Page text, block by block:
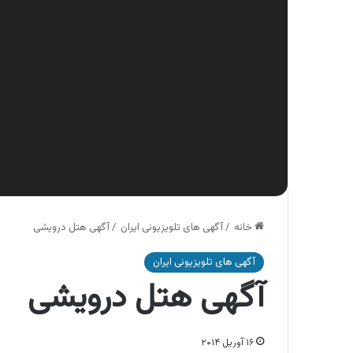
خانه /آگهی های تلویزیونی ایران /آگهی هتل درویشی
آگهی های تلویزیونی ایران
آگهی هتل درویشی
۱۶ آوریل ۲۰۱۴